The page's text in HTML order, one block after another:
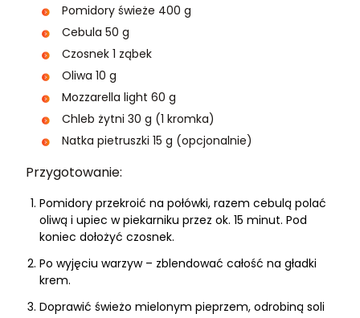
Pomidory świeże 400 g
Cebula 50 g
Czosnek 1 ząbek
Oliwa 10 g
Mozzarella light 60 g
Chleb żytni 30 g (1 kromka)
Natka pietruszki 15 g (opcjonalnie)
Przygotowanie:
Pomidory przekroić na połówki, razem cebulą polać
oliwą i upiec w piekarniku przez ok. 15 minut. Pod
koniec dołożyć czosnek.
Po wyjęciu warzyw – zblendować całość na gładki
krem.
Doprawić świeżo mielonym pieprzem, odrobiną soli